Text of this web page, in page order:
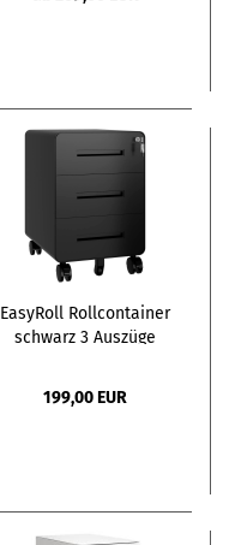
EasyRoll Rollcontainer
schwarz 3 Auszüge
199,00 EUR